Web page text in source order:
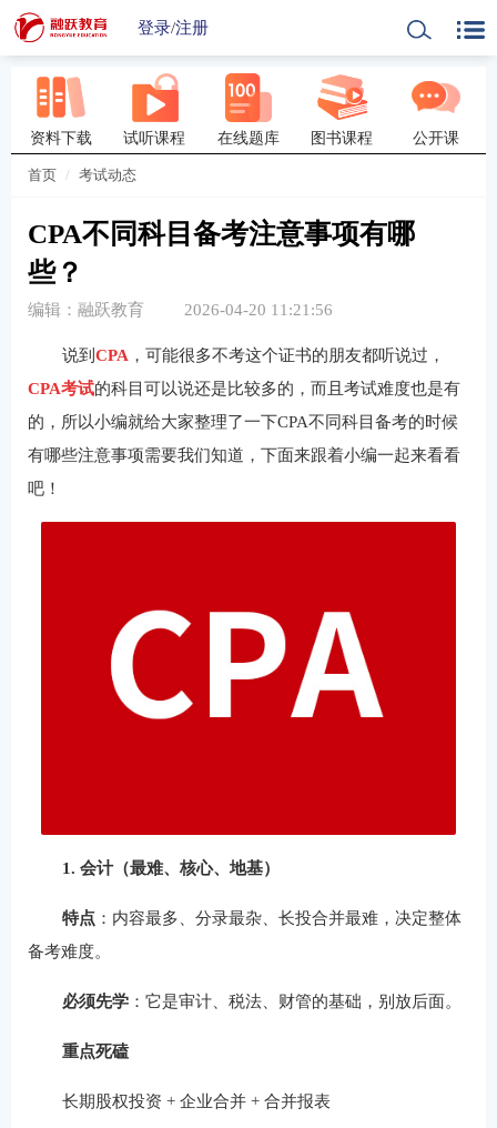
登录/注册
资料下载 试听课程 在线题库 图书课程 公开课
首页 考试动态
CPA不同科目备考注意事项有哪
些？
编辑：融跃教育 2026-04-20 11:21:56
说到 CPA ，可能很多不考这个证书的朋友都听说过，
CPA考试的科目可以说还是比较多的，而且考试难度也是有
的，所以小编就给大家整理了一下CPA不同科目备考的时候
有哪些注意事项需要我们知道，下面来跟着小编一起来看看
吧！
1. 会计（最难、核心、地基）
特点：内容最多、分录最杂、长投合并最难，决定整体
备考难度。
必须先学：它是审计、税法、财管的基础，别放后面。
重点死磕
长期股权投资 + 企业合并 + 合并报表